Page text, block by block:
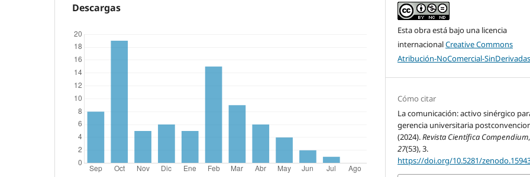
Descargas
Esta obra está bajo una licencia
internacionalCreative Commons
Atribución-NoComercial-
Cómo citar
La comunicación: activo sinérgico
gerencia universitaria
(2024).Revista Científica Compendium,
27(53), 3.
https://doi.org/10.5281/